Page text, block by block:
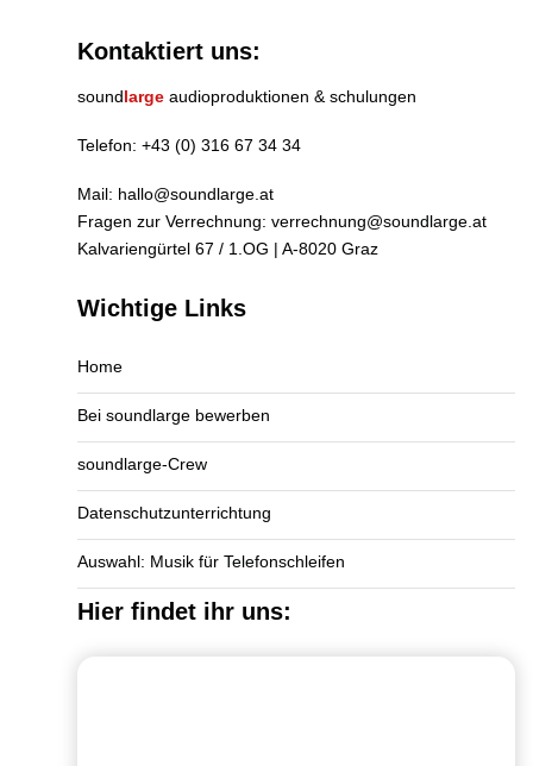
Kontaktiert uns:
soundlarge audioproduktionen & schulungen
Telefon: +43 (0) 316 67 34 34
Mail: hallo@soundlarge.at
Fragen zur Verrechnung: verrechnung@soundlarge.at
Kalvariengürtel 67 / 1.OG | A-8020 Graz
Wichtige Links
Home
Bei soundlarge bewerben
soundlarge-Crew
Datenschutzunterrichtung
Auswahl: Musik für Telefonschleifen
Hier findet ihr uns: